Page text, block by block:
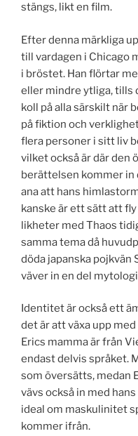
stängs, likt en film.
Efter denna märkliga
till vardagen i Chicago
i bröstet. Han flörtar
eller mindre ytliga, tills
koll på alla särskilt när
på fiktion och
flera personer i sitt liv
vilket också är där den
berättelsen kommer in
ana att hans
kanske är ett sätt att
likheter med Thaos
samma tema då
döda japanska pojkvän
väver in en del
Identitet är också ett
det är att växa upp
Erics mamma är från
endast delvis språket.
som översätts, medan
vävs också in med
ideal om maskulinitet
kommer ifrån.